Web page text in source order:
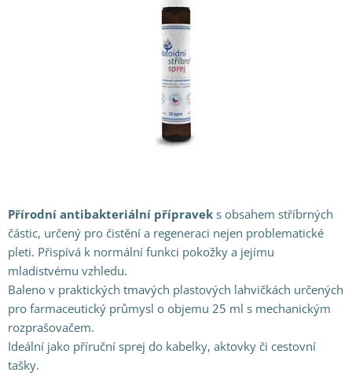
Přírodní antibakteriální přípravek s obsahem stříbrných
částic, určený pro čistění a regeneraci nejen problematické
pleti. Přispívá k normální funkci pokožky a jejímu
mladistvému vzhledu.
Baleno v praktických tmavých plastových lahvičkách určených
pro farmaceutický průmysl o objemu 25 ml s mechanickým
rozprašovačem.
Ideální jako příruční sprej do kabelky, aktovky či cestovní
tašky.